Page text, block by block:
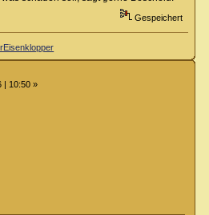
Gespeichert
| 10:50 »